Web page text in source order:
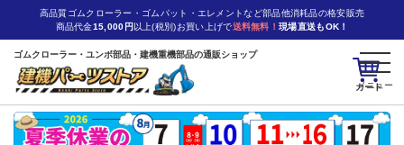
カート
高品質ゴムクローラー・ゴムパット・エレメントなど部品他消耗品の格安販売
商品代金15,000円 以上(税別)お買い上げで送料無料！ 現場直送もOK！
ゴムクローラー・ユンボ部品・建機重機部品の通販ショップ